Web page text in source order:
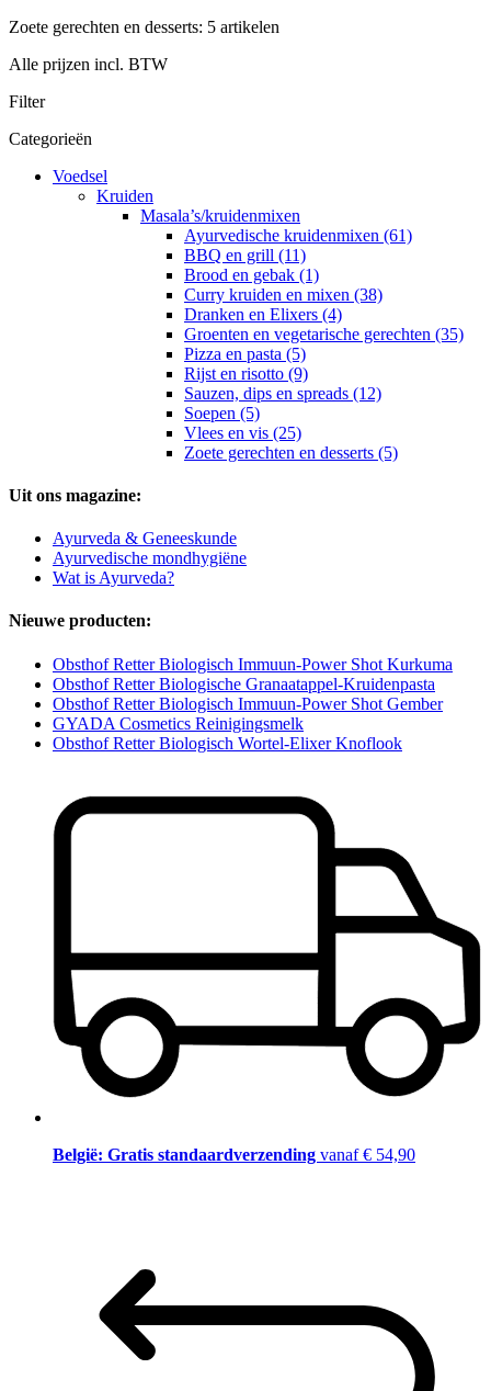
Zoete gerechten en desserts: 5 artikelen
Alle prijzen incl. BTW
Filter
Categorieën
Voedsel
Kruiden
Masala’s/kruidenmixen
Ayurvedische kruidenmixen (61)
BBQ en grill (11)
Brood en gebak (1)
Curry kruiden en mixen (38)
Dranken en Elixers (4)
Groenten en vegetarische gerechten (35)
Pizza en pasta (5)
Rijst en risotto (9)
Sauzen, dips en spreads (12)
Soepen (5)
Vlees en vis (25)
Zoete gerechten en desserts (5)
Uit ons magazine:
Ayurveda & Geneeskunde
Ayurvedische mondhygiëne
Wat is Ayurveda?
Nieuwe producten:
Obsthof Retter Biologisch Immuun-Power Shot Kurkuma
Obsthof Retter Biologische Granaatappel-Kruidenpasta
Obsthof Retter Biologisch Immuun-Power Shot Gember
GYADA Cosmetics Reinigingsmelk
Obsthof Retter Biologisch Wortel-Elixer Knoflook
België: Gratis standaardverzending vanaf € 54,90